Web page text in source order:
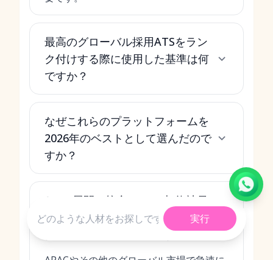
最高のグローバル採用ATSをラン
ク付けする際に使用した基準は何
ですか？
なぜこれらのプラットフォームを
2026年のベストとして選んだので
すか？
APAC展開、統合HCM、契約社員
管理などの特定のニーズに最適な
グローバルATSはどれですか？
実行